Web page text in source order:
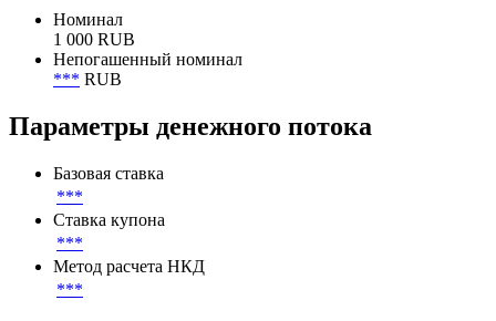
Номинал
1 000 RUB
Непогашенный номинал
*** RUB
Параметры денежного потока
Базовая ставка
***
Ставка купона
***
Метод расчета НКД
***